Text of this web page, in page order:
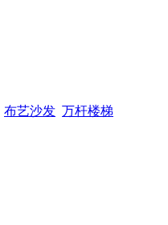
布艺沙发 万杆楼梯